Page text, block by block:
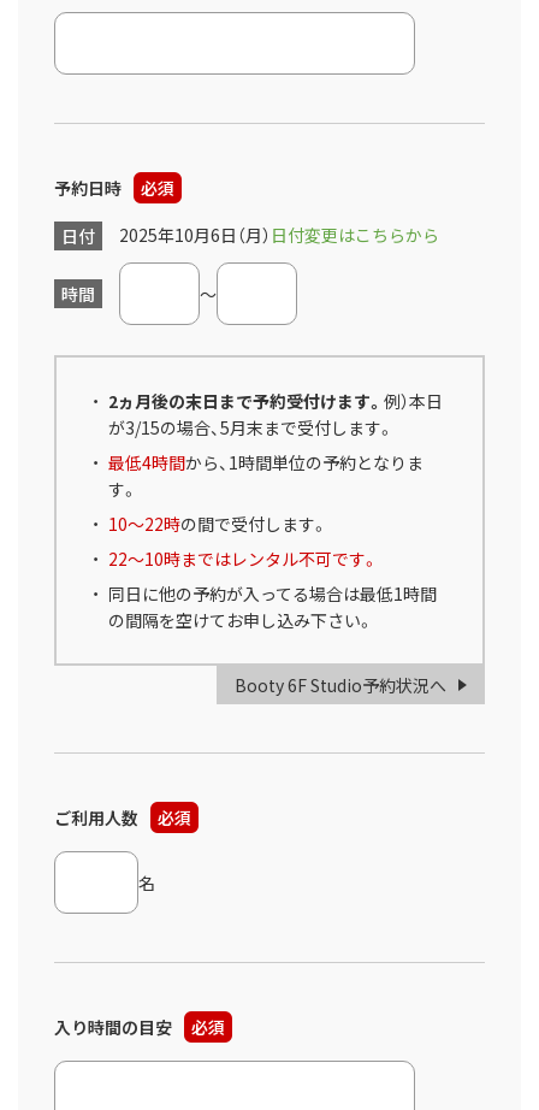
予約日時
必須
日付
2025年10月6日（月） 日付変更はこちらから
時間 ～
2ヵ月後の末日まで予約受付けます。 例）本日
が3/15の場合、5月末まで受付します。
最低4時間から、1時間単位の予約となりま
す。
10～22時の間で受付します。
22～10時まではレンタル不可です。
同日に他の予約が入ってる場合は最低1時間
の間隔を空けてお申し込み下さい。
Booty 6F Studio予約状況へ
ご利用人数 必須
名
入り時間の目安 必須